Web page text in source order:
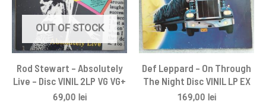
OUT OF STOCK
Rod Stewart – Absolutely
Live – Disc VINIL 2LP VG VG+
69,00 lei
Def Leppard – On Through
The Night Disc VINIL LP EX
169,00 lei